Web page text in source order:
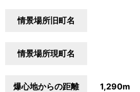
情景場所旧町名
情景場所現町名
爆心地からの距離 1,290m